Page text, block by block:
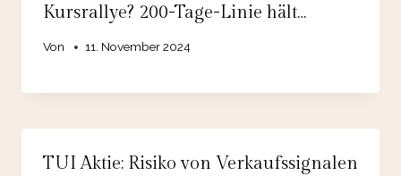
Kursrallye? 200-Tage-Linie hält…
Von 11. November 2024
TUI Aktie: Risiko von Verkaufssignalen